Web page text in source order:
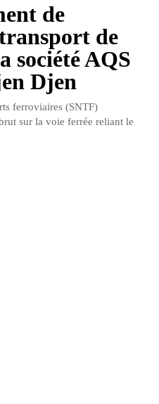
de
de
société AQS
Djen
ferroviaires (SNTF)
sur la voie ferrée reliant le